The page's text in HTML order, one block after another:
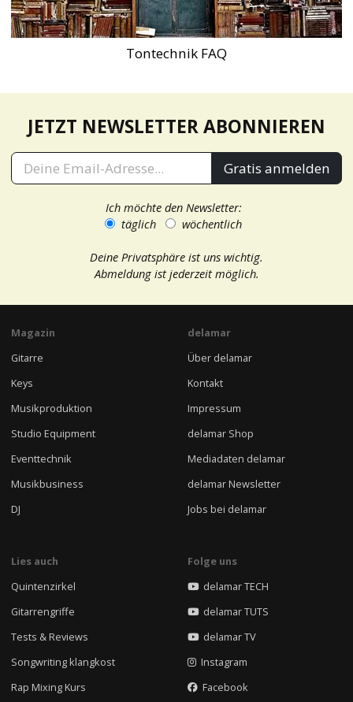
Tontechnik FAQ
JETZT NEWSLETTER ABONNIEREN
Gratis anmelden
Ich möchte den Newsletter:
täglich
wöchentlich
Deine Privatsphäre ist uns wichtig.
Abmeldung ist jederzeit möglich.
Magazin
Gitarre
Keys
Musikproduktion
Studio Equipment
Eventtechnik
Musikbusiness
DJ
delamar
Über delamar
Kontakt
Impressum
delamar Shop
Mediadaten delamar
delamar Newsletter
Jobs bei delamar
Lies auch
Quintenzirkel
Gitarrengriffe
Tests & Reviews
Songwriting klangkost
Rap Mixing Kurs
Folge uns
delamar TECH
delamar TUTS
delamar TV
Instagram
Facebook